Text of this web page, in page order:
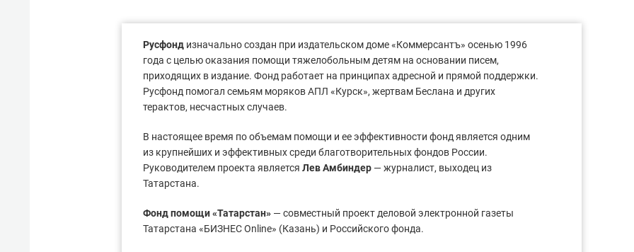
Русфонд изначально создан при издательском доме «Коммерсантъ» осенью 1996
года с целью оказания помощи тяжелобольным детям на основании писем,
приходящих в издание. Фонд работает на принципах адресной и прямой поддержки.
Русфонд помогал семьям моряков АПЛ «Курск», жертвам Беслана и других
терактов, несчастных случаев.
В настоящее время по объемам помощи и ее эффективности фонд является одним
из крупнейших и эффективных среди благотворительных фондов России.
Руководителем проекта является Лев Амбиндер — журналист, выходец из
Татарстана.
Фонд помощи «Татарстан» — совместный проект деловой электронной газеты
Татарстана «БИЗНЕС Online» (Казань) и Российского фонда.